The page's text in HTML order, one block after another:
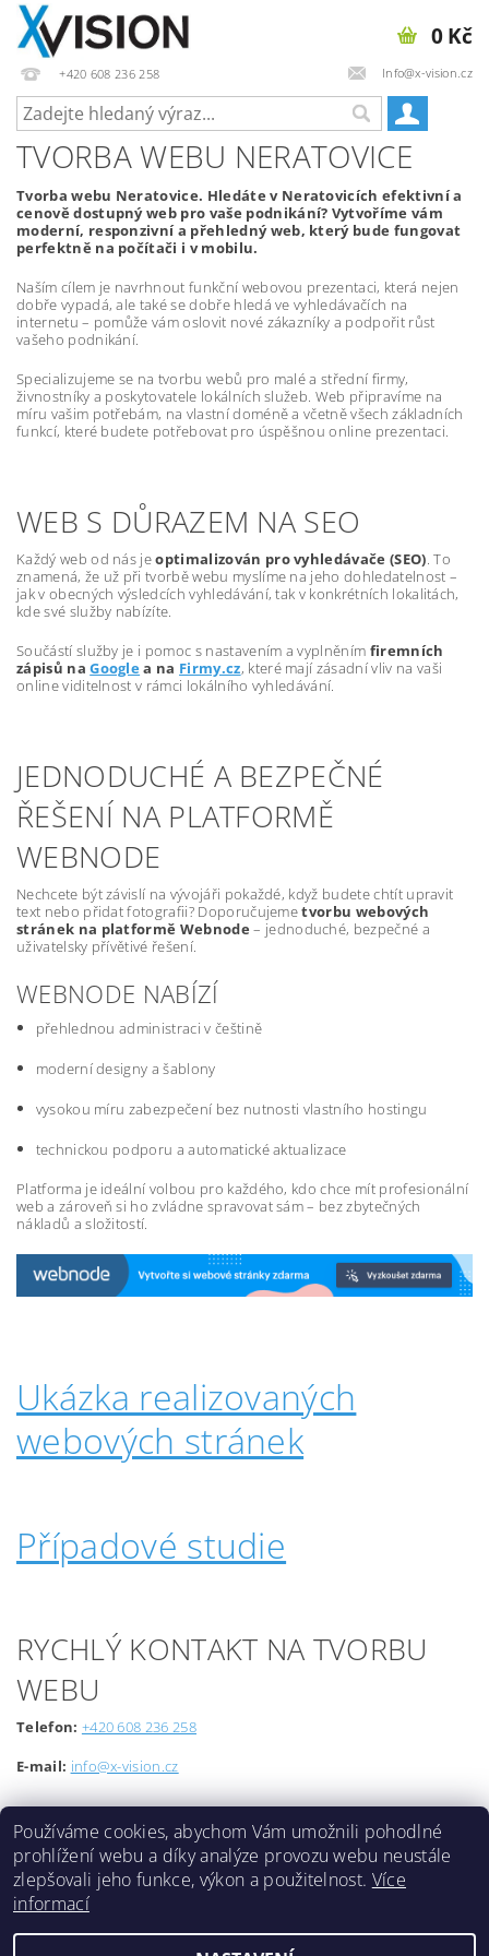
+420 608 236 258 Info@x-vision.cz
0 Kč
TVORBA WEBU NERATOVICE
Tvorba webu Neratovice. Hledáte v Neratovicích efektivní a
cenově dostupný web pro vaše podnikání? Vytvoříme vám
moderní, responzivní a přehledný web, který bude fungovat
perfektně na počítači i v mobilu.
Naším cílem je navrhnout funkční webovou prezentaci, která nejen
dobře vypadá, ale také se dobře hledá ve vyhledávačích na
internetu – pomůže vám oslovit nové zákazníky a podpořit růst
vašeho podnikání.
Specializujeme se na tvorbu webů pro malé a střední firmy,
živnostníky a poskytovatele lokálních služeb. Web připravíme na
míru vašim potřebám, na vlastní doméně a včetně všech základních
funkcí, které budete potřebovat pro úspěšnou online prezentaci.
WEB S DŮRAZEM NA SEO
Každý web od nás jeoptimalizován pro vyhledávače (SEO). To
znamená, že už při tvorbě webu myslíme na jeho dohledatelnost –
jak v obecných výsledcích vyhledávání, tak v konkrétních lokalitách,
kde své služby nabízíte.
Součástí služby je i pomoc s nastavením a vyplněním firemních
zápisů naGooglea na Firmy.cz, které mají zásadní vliv na vaši
online viditelnost v rámci lokálního vyhledávání.
JEDNODUCHÉ A BEZPEČNÉ
ŘEŠENÍ NA PLATFORMĚ
WEBNODE
Nechcete být závislí na vývojáři pokaždé, když budete chtít upravit
text nebo přidat fotografii? Doporučujemetvorbu webových
stránek na platformě Webnode – jednoduché, bezpečné a
uživatelsky přívětivé řešení.
WEBNODE NABÍZÍ
přehlednou administraci v češtině
moderní designy a šablony
vysokou míru zabezpečení bez nutnosti vlastního hostingu
technickou podporu a automatické aktualizace
Platforma je ideální volbou pro každého, kdo chce mít profesionální
web a zároveň si ho zvládne spravovat sám – bez zbytečných
nákladů a složitostí.
Ukázka realizovaných
webových stránek
Případové studie
RYCHLÝ KONTAKT NA TVORBU
WEBU
Telefon: +420 608 236 258
E-mail: info@x-vision.cz
Používáme cookies, abychom Vám umožnili pohodlné
prohlížení webu a díky analýze provozu webu neustále
zlepšovali jeho funkce, výkon a použitelnost. Více
informací